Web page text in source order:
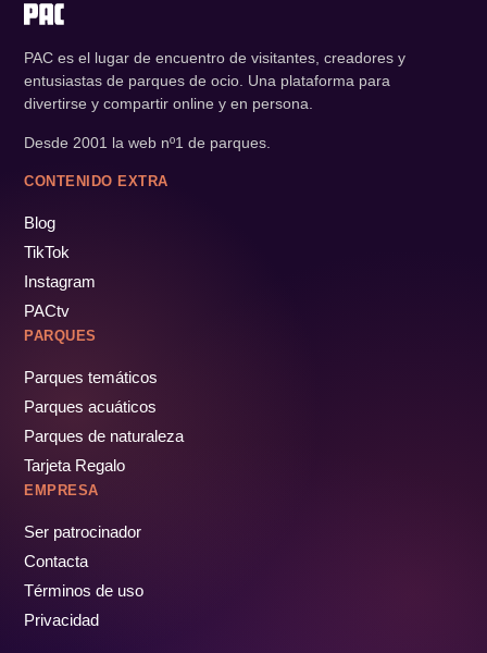
PAC es el lugar de encuentro de visitantes, creadores y
entusiastas de parques de ocio. Una plataforma para
divertirse y compartir online y en persona.
Desde 2001 la web nº1 de parques.
CONTENIDO EXTRA
Blog
TikTok
Instagram
PACtv
PARQUES
Parques temáticos
Parques acuáticos
Parques de naturaleza
Tarjeta Regalo
EMPRESA
Ser patrocinador
Contacta
Términos de uso
Privacidad